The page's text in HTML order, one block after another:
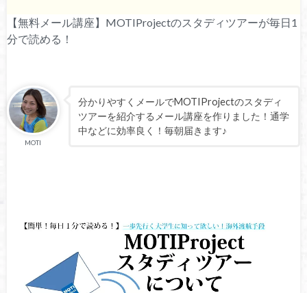
【無料メール講座】MOTIProjectのスタディツアーが毎日1
分で読める！
MOTI
分かりやすくメールでMOTIProjectのスタディ
ツアーを紹介するメール講座を作りました！通学
中などに効率良く！毎朝届きます♪